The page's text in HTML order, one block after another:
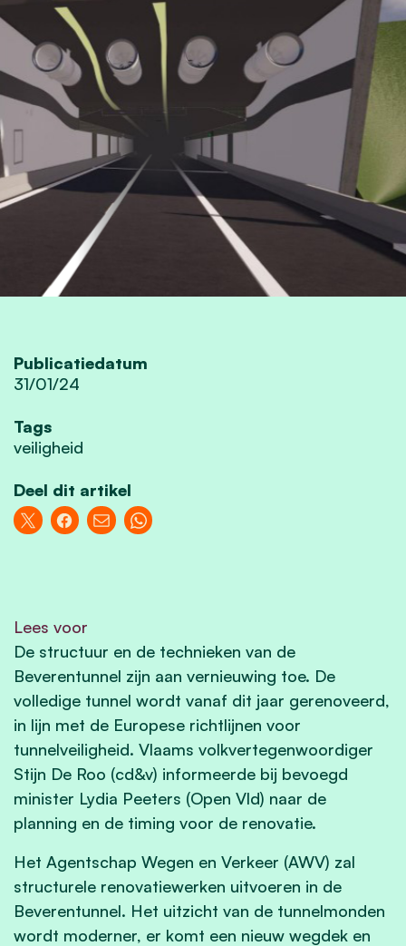
Publicatiedatum
31/01/24
Tags
veiligheid
Deel dit artikel
Lees voor
De structuur en de technieken van de
Beverentunnel zijn aan vernieuwing toe. De
volledige tunnel wordt vanaf dit jaar gerenoveerd,
in lijn met de Europese richtlijnen voor
tunnelveiligheid. Vlaams volkvertegenwoordiger
Stijn De Roo (cd&v) informeerde bij bevoegd
minister Lydia Peeters (Open Vld) naar de
planning en de timing voor de renovatie.
Het Agentschap Wegen en Verkeer (AWV) zal
structurele renovatiewerken uitvoeren in de
Beverentunnel. Het uitzicht van de tunnelmonden
wordt moderner, er komt een nieuw wegdek en